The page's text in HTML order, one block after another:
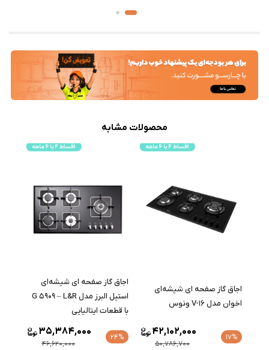
محصولات مشابه
اجاق گاز صفحه ای شیشه‌ای
اخوان مدل V-16 ونوس
17%
50,786,700
42,102,000
اجاق گاز صفحه ای شیشه‌ای
استیل البرز مدل G 5909 – L&R
با قطعات ایتالیایی
24%
46,620,000
35,384,000